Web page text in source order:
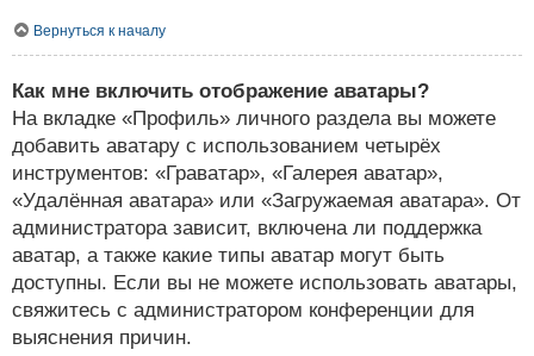
Вернуться к началу
Как мне включить отображение аватары?
На вкладке «Профиль» личного раздела вы можете
добавить аватару с использованием четырёх
инструментов: «Граватар», «Галерея аватар»,
«Удалённая аватара» или «Загружаемая аватара». От
администратора зависит, включена ли поддержка
аватар, а также какие типы аватар могут быть
доступны. Если вы не можете использовать аватары,
свяжитесь с администратором конференции для
выяснения причин.